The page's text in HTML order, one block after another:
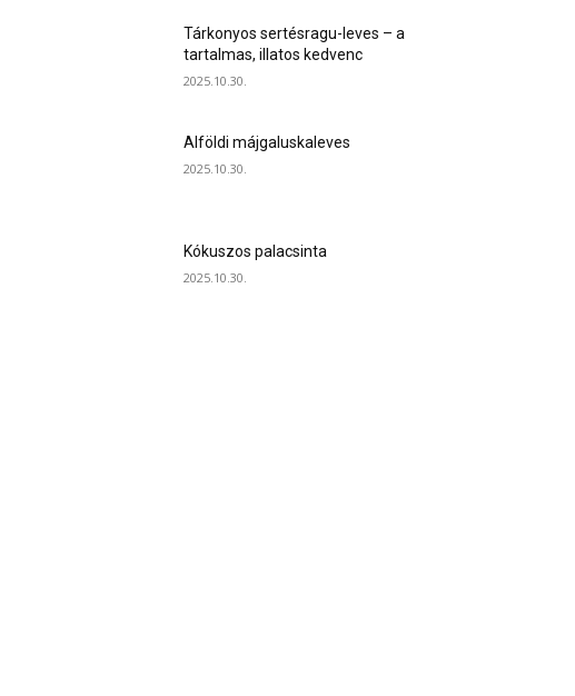
Tárkonyos sertésragu-leves – a
tartalmas, illatos kedvenc
2025.10.30.
Alföldi májgaluskaleves
2025.10.30.
Kókuszos palacsinta
2025.10.30.